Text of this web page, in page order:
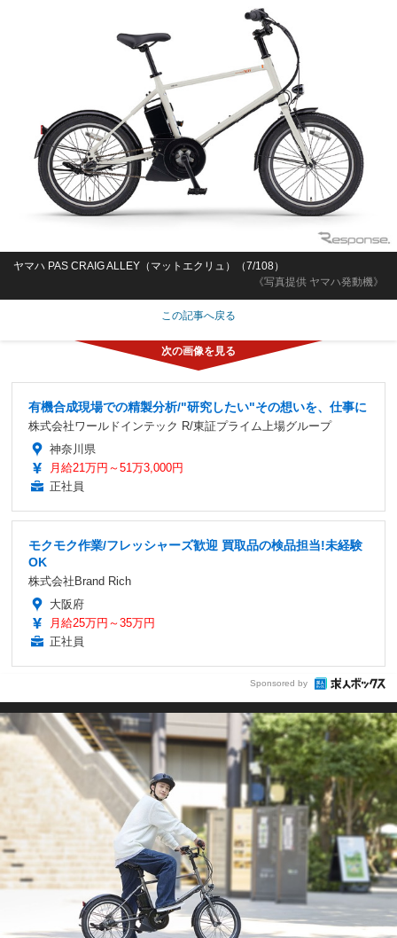
《写真提供 ヤマハ発動機》
ヤマハ PAS CRAIG ALLEY（マットエクリュ）（7/108）
この記事へ戻る
有機合成現場での精製分析/"研究したい"その想いを、仕事に
株式会社ワールドインテック R/東証プライム上場グループ
神奈川県
月給21万円～51万3,000円
正社員
モクモク作業/フレッシャーズ歓迎 買取品の検品担当!未経験
OK
株式会社Brand Rich
大阪府
月給25万円～35万円
正社員
Sponsored by